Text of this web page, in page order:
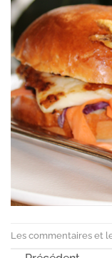
Les commentaires et